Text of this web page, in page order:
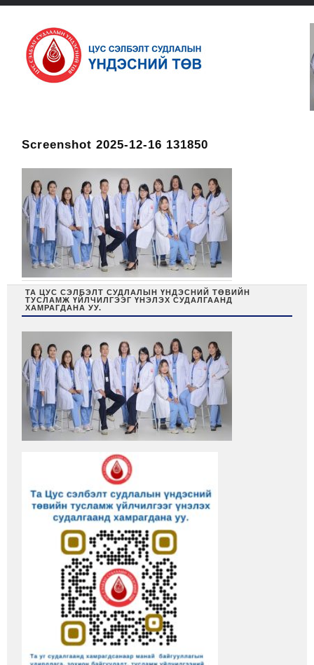
Screenshot 2025-12-16 131850
ТА ЦУС СЭЛБЭЛТ СУДЛАЛЫН ҮНДЭСНИЙ ТӨВИЙН
ТУСЛАМЖ ҮЙЛЧИЛГЭЭГ ҮНЭЛЭХ СУДАЛГААНД
ХАМРАГДАНА УУ.